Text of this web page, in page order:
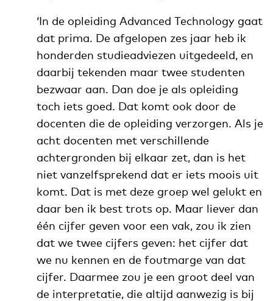
‘In de opleiding Advanced Technology gaat
dat prima. De afgelopen zes jaar heb ik
honderden studieadviezen uitgedeeld, en
daarbij tekenden maar twee studenten
bezwaar aan. Dan doe je als opleiding
toch iets goed. Dat komt ook door de
docenten die de opleiding verzorgen. Als je
acht docenten met verschillende
achtergronden bij elkaar zet, dan is het
niet vanzelfsprekend dat er iets moois uit
komt. Dat is met deze groep wel gelukt en
daar ben ik best trots op. Maar liever dan
één cijfer geven voor een vak, zou ik zien
dat we twee cijfers geven: het cijfer dat
we nu kennen en de foutmarge van dat
cijfer. Daarmee zou je een groot deel van
de interpretatie, die altijd aanwezig is bij